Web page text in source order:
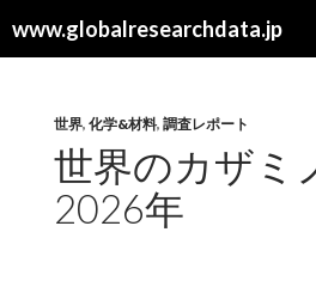
www.globalresearchdata.jp
索
世界, 化学&材料, 調査レポート
世界のカザミ
2026年